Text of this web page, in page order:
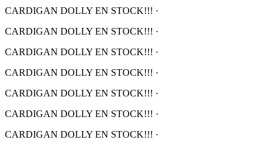
CARDIGAN DOLLY EN STOCK!!! ·
CARDIGAN DOLLY EN STOCK!!! ·
CARDIGAN DOLLY EN STOCK!!! ·
CARDIGAN DOLLY EN STOCK!!! ·
CARDIGAN DOLLY EN STOCK!!! ·
CARDIGAN DOLLY EN STOCK!!! ·
CARDIGAN DOLLY EN STOCK!!! ·